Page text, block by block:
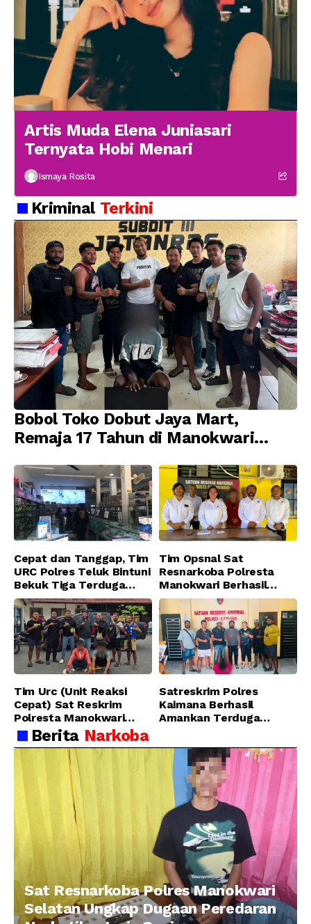
Artis Muda Elena Juniasari
Ternyata Hobi Menari
Ismaya Rosita
Kriminal Terkini
Bobol Toko Dobut Jaya Mart,
Remaja 17 Tahun di Manokwari
Jatanras Polda Papua Barat
Cepat dan Tanggap, Tim
URC Polres Teluk Bintuni
Bekuk Tiga Terduga
Pelaku Pencurian di SMA
Sanawesen
Tim Opsnal Sat
Resnarkoba Polresta
Manokwari Berhasil
Ungkap Kasus Tindak
Pidana Narkotika
Golongan I Jenis Shabu
di SP 4 Distrik Prafi kab.
Manokwari
Tim Urc (Unit Reaksi
Cepat) Sat Reskrim
Polresta Manokwari
Berhasil Tangkap 2
Pelaku Pengeroyokan di
Taman Ria kab.
Manokwari
Satreskrim Polres
Kaimana Berhasil
Amankan Terduga
Menggunakan Senjata
Tajam
Berita Narkoba
Sat Resnarkoba Polres Manokwari
Selatan Ungkap Dugaan Peredaran